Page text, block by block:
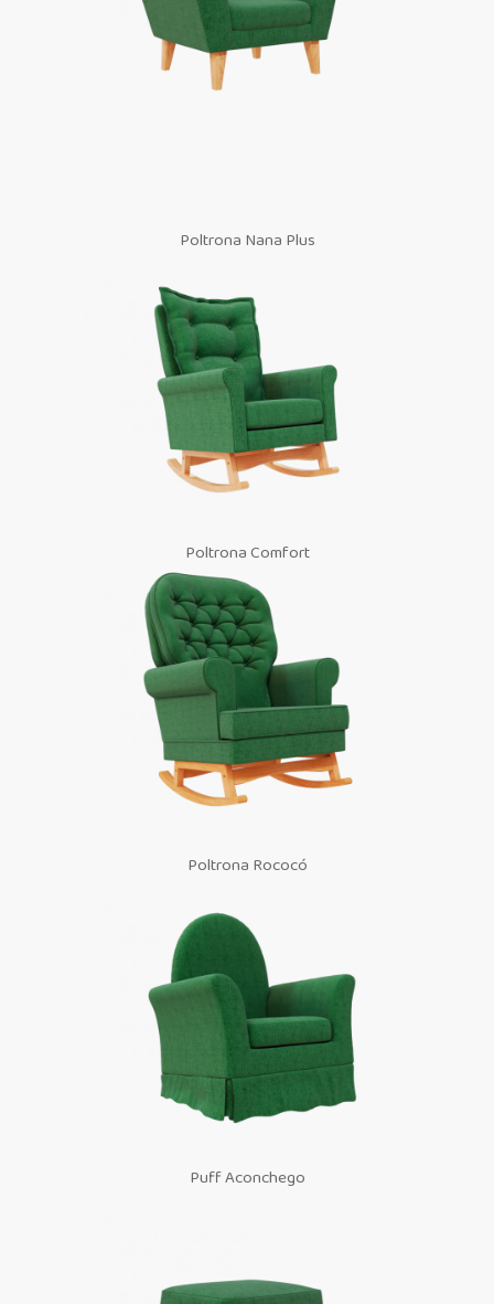
Poltrona Nana Plus
Poltrona Comfort
Poltrona Rococó
Puff Aconchego